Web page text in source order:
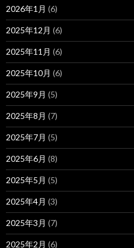
2026年1月 (6)
2025年12月 (6)
2025年11月 (6)
2025年10月 (6)
2025年9月 (5)
2025年8月 (7)
2025年7月 (5)
2025年6月 (8)
2025年5月 (5)
2025年4月 (3)
2025年3月 (7)
2025年2月 (6)